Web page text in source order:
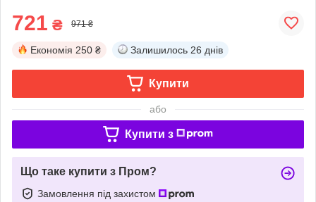
721 ₴ 971 ₴
Економія 250 ₴ Залишилось 26 днів
Купити
або
Купити з
Що таке купити з Пром?
Замовлення під захистом